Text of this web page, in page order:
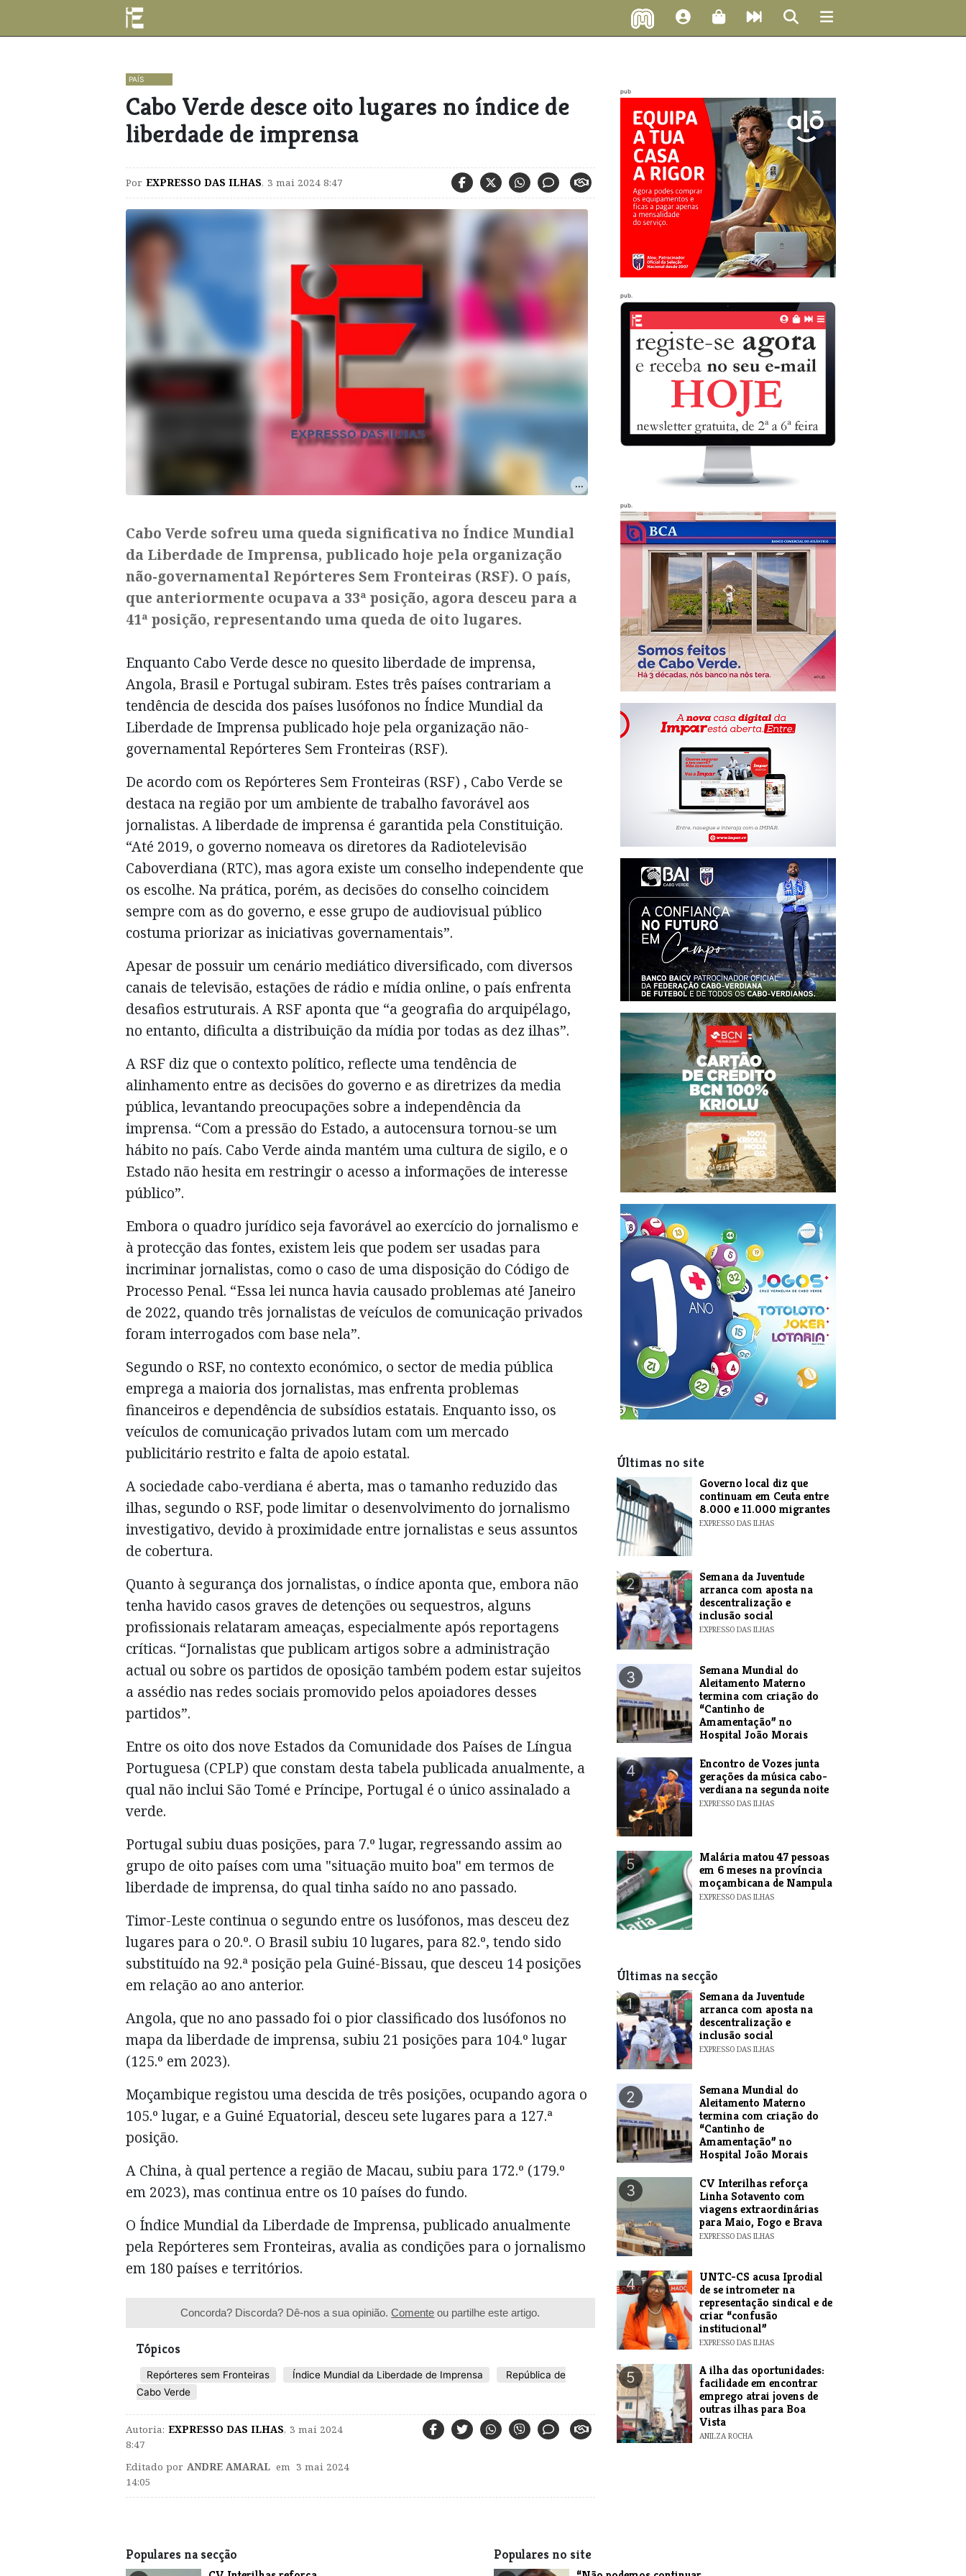
PAÍS
Cabo Verde desce oito lugares no índice de
liberdade de imprensa
Por EXPRESSO DAS ILHAS, 3 mai 2024 8:47
Cabo Verde sofreu uma queda significativa no Índice Mundial
da Liberdade de Imprensa, publicado hoje pela organização
não-governamental Repórteres Sem Fronteiras (RSF). O país,
que anteriormente ocupava a 33ª posição, agora desceu para a
41ª posição, representando uma queda de oito lugares.
Enquanto Cabo Verde desce no quesito liberdade de imprensa,
Angola, Brasil e Portugal subiram. Estes três países contrariam a
tendência de descida dos países lusófonos no Índice Mundial da
Liberdade de Imprensa publicado hoje pela organização não-
governamental Repórteres Sem Fronteiras (RSF).
De acordo com os Repórteres Sem Fronteiras (RSF) , Cabo Verde se
destaca na região por um ambiente de trabalho favorável aos
jornalistas. A liberdade de imprensa é garantida pela Constituição.
“Até 2019, o governo nomeava os diretores da Radiotelevisão
Caboverdiana (RTC), mas agora existe um conselho independente que
os escolhe. Na prática, porém, as decisões do conselho coincidem
sempre com as do governo, e esse grupo de audiovisual público
costuma priorizar as iniciativas governamentais”.
Apesar de possuir um cenário mediático diversificado, com diversos
canais de televisão, estações de rádio e mídia online, o país enfrenta
desafios estruturais. A RSF aponta que “a geografia do arquipélago,
no entanto, dificulta a distribuição da mídia por todas as dez ilhas”.
A RSF diz que o contexto político, reflecte uma tendência de
alinhamento entre as decisões do governo e as diretrizes da media
pública, levantando preocupações sobre a independência da
imprensa. “Com a pressão do Estado, a autocensura tornou-se um
hábito no país. Cabo Verde ainda mantém uma cultura de sigilo, e o
Estado não hesita em restringir o acesso a informações de interesse
público”.
Embora o quadro jurídico seja favorável ao exercício do jornalismo e
à protecção das fontes, existem leis que podem ser usadas para
incriminar jornalistas, como o caso de uma disposição do Código de
Processo Penal. “Essa lei nunca havia causado problemas até Janeiro
de 2022, quando três jornalistas de veículos de comunicação privados
foram interrogados com base nela”.
Segundo o RSF, no contexto económico, o sector de media pública
emprega a maioria dos jornalistas, mas enfrenta problemas
financeiros e dependência de subsídios estatais. Enquanto isso, os
veículos de comunicação privados lutam com um mercado
publicitário restrito e falta de apoio estatal.
A sociedade cabo-verdiana é aberta, mas o tamanho reduzido das
ilhas, segundo o RSF, pode limitar o desenvolvimento do jornalismo
investigativo, devido à proximidade entre jornalistas e seus assuntos
de cobertura.
Quanto à segurança dos jornalistas, o índice aponta que, embora não
tenha havido casos graves de detenções ou sequestros, alguns
profissionais relataram ameaças, especialmente após reportagens
críticas. “Jornalistas que publicam artigos sobre a administração
actual ou sobre os partidos de oposição também podem estar sujeitos
a assédio nas redes sociais promovido pelos apoiadores desses
partidos”.
Entre os oito dos nove Estados da Comunidade dos Países de Língua
Portuguesa (CPLP) que constam desta tabela publicada anualmente, a
qual não inclui São Tomé e Príncipe, Portugal é o único assinalado a
verde.
Portugal subiu duas posições, para 7.º lugar, regressando assim ao
grupo de oito países com uma "situação muito boa" em termos de
liberdade de imprensa, do qual tinha saído no ano passado.
Timor-Leste continua o segundo entre os lusófonos, mas desceu dez
lugares para o 20.º. O Brasil subiu 10 lugares, para 82.º, tendo sido
substituído na 92.ª posição pela Guiné-Bissau, que desceu 14 posições
em relação ao ano anterior.
Angola, que no ano passado foi o pior classificado dos lusófonos no
mapa da liberdade de imprensa, subiu 21 posições para 104.º lugar
(125.º em 2023).
Moçambique registou uma descida de três posições, ocupando agora o
105.º lugar, e a Guiné Equatorial, desceu sete lugares para a 127.ª
posição.
A China, à qual pertence a região de Macau, subiu para 172.º (179.º
em 2023), mas continua entre os 10 países do fundo.
O Índice Mundial da Liberdade de Imprensa, publicado anualmente
pela Repórteres sem Fronteiras, avalia as condições para o jornalismo
em 180 países e territórios.
Concorda? Discorda? Dê-nos a sua opinião.Comente ou partilhe este artigo.
Tópicos
Repórteres sem Fronteiras Índice Mundial da Liberdade de Imprensa
República de
Cabo Verde
Autoria: EXPRESSO DAS ILHAS, 3 mai 2024
8:47
Editado por ANDRE AMARAL em 3 mai 2024
14:05
pub
pub.
pub.
Últimas no site
1
​Governo local diz que
continuam em Ceuta entre
8.000 e 11.000 migrantes
EXPRESSO DAS ILHAS
2
Semana da Juventude
arranca com aposta na
descentralização e
inclusão social
EXPRESSO DAS ILHAS
3
Semana Mundial do
Aleitamento Materno
termina com criação do
“Cantinho de
Amamentação” no
Hospital João Morais
4
Encontro de Vozes junta
gerações da música cabo-
verdiana na segunda noite
EXPRESSO DAS ILHAS
5
​Malária matou 47 pessoas
em 6 meses na província
moçambicana de Nampula
EXPRESSO DAS ILHAS
Últimas na secção
1
Semana da Juventude
arranca com aposta na
descentralização e
inclusão social
EXPRESSO DAS ILHAS
2
Semana Mundial do
Aleitamento Materno
termina com criação do
“Cantinho de
Amamentação” no
Hospital João Morais
3
​CV Interilhas reforça
Linha Sotavento com
viagens extraordinárias
para Maio, Fogo e Brava
EXPRESSO DAS ILHAS
4
UNTC-CS acusa Iprodial
de se intrometer na
representação sindical e de
criar “confusão
institucional”
EXPRESSO DAS ILHAS
5
A ilha das oportunidades:
facilidade em encontrar
emprego atrai jovens de
outras ilhas para Boa
Vista
ANILZA ROCHA
Populares na secção Populares no site